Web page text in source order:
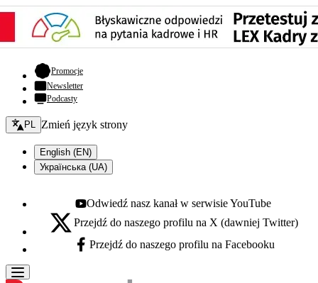
Promocje- otwiera się w nowej karcie
Newsletter
Podcasty
Zmień język - bieżący:
PL Zmień język strony
English (EN)
Українська (UA)
Youtube - otwiera się w nowej karcie
Odwiedź nasz kanał w serwisie YouTube
X - otwiera się w nowej karcie
Przejdź do naszego profilu na X (dawniej Twitter)
Facebook - otwiera się w nowej karcie
Przejdź do naszego profilu na Facebooku